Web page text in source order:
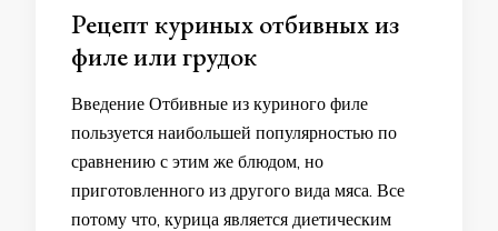
Рецепт куриных отбивных из
филе или грудок
Введение Отбивные из куриного филе
пользуется наибольшей популярностью по
сравнению с этим же блюдом, но
приготовленного из другого вида мяса. Все
потому что, курица является диетическим